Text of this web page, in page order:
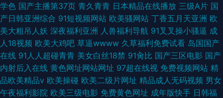
学色 国产主播第37页 青久青青 日本精品在线播放 三级A片 国
产日韩亚洲综合 91短视频网站 欧美骚网站 丁香五月天亚洲 欧
美大粗吊人妖 深夜福利亚洲 人兽福利导航 91叉叉操小骚逼 成
人18视频 欧美大鸡吧 草逼wwww 久草福利免费试看 岛国国产
在线 91人人超碰青青 美女白丝18禁 91肏比 国产三区电影 国产
内射后入在线 黄色网址网站网址 97超在线视 免费视频网站 精
品欧美精品v 欧美操碰 欧美二级片网址 精品成人无码视频 男女
午夜福利影院 欧美三级电影 免费黄色网址 成年版快手 日韩福